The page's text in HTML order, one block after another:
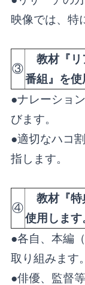
映像では、特
③
教材『リ
番組』を使
●ナレーショ
びます。
●適切なハコ
指します。
④
教材『特
使用します
●各自、本編
取り組みます。
●俳優、監督